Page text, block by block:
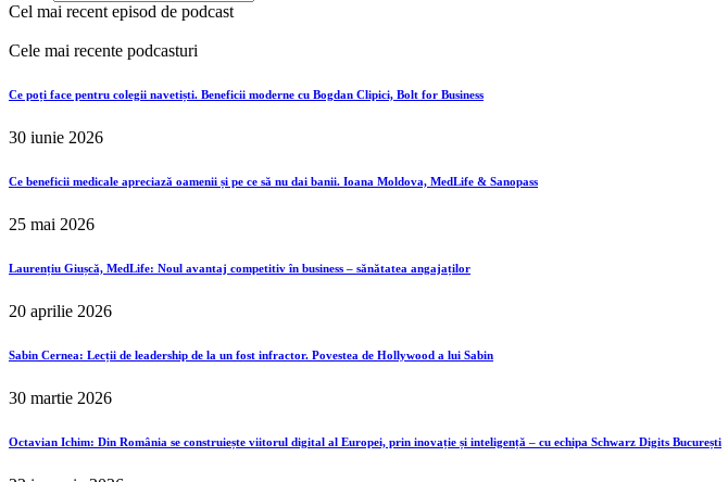
Cel mai recent episod de podcast
Cele mai recente podcasturi
Ce poți face pentru colegii navetiști. Beneficii moderne cu Bogdan Clipici, Bolt for Business
30 iunie 2026
Ce beneficii medicale apreciază oamenii și pe ce să nu dai banii. Ioana Moldova, MedLife & Sanopass
25 mai 2026
Laurențiu Giușcă, MedLife: Noul avantaj competitiv în business – sănătatea angajaților
20 aprilie 2026
Sabin Cernea: Lecții de leadership de la un fost infractor. Povestea de Hollywood a lui Sabin
30 martie 2026
Octavian Ichim: Din România se construiește viitorul digital al Europei, prin inovație și inteligență – cu echipa Schwarz Digits București